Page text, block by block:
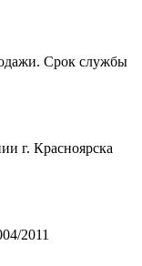
Срок службы
г. Красноярска
2011